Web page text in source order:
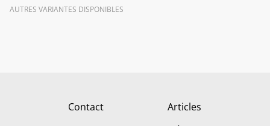
AUTRES VARIANTES DISPONIBLES
Contact Articles